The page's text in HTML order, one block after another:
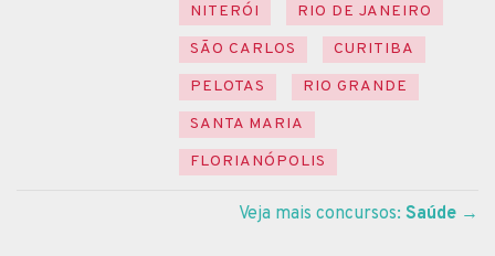
NITERÓI
RIO DE JANEIRO
SÃO CARLOS
CURITIBA
PELOTAS
RIO GRANDE
SANTA MARIA
FLORIANÓPOLIS
Veja mais concursos: Saúde →